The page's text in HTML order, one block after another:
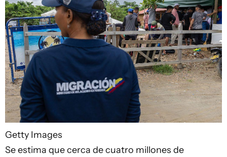
Getty Images
Se estima que cerca de cuatro millones de